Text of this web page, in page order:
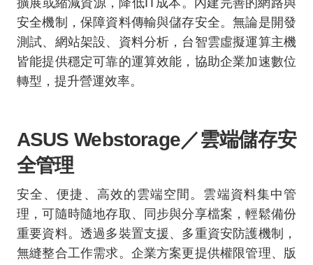
擴展或縮減資源，降低IT 成本。內建完善的網路與
安全機制，保障資料傳輸與儲存安全。無論是開發
測試、網站架設、資料分析，台智雲虛擬運算主機
皆能提供穩定可靠的運算效能，協助企業加速數位
轉型，提升營運效率。
ASUS Webstorage／雲端儲存安
全管理
安全、便捷、高效的雲端空間。雲端資料集中管
理，可隨時隨地存取、同步與分享檔案，輕鬆備份
重要資料。透過多裝置支援、多重資安防護機制，
無縫整合工作需求。企業方案更提供權限管理、版